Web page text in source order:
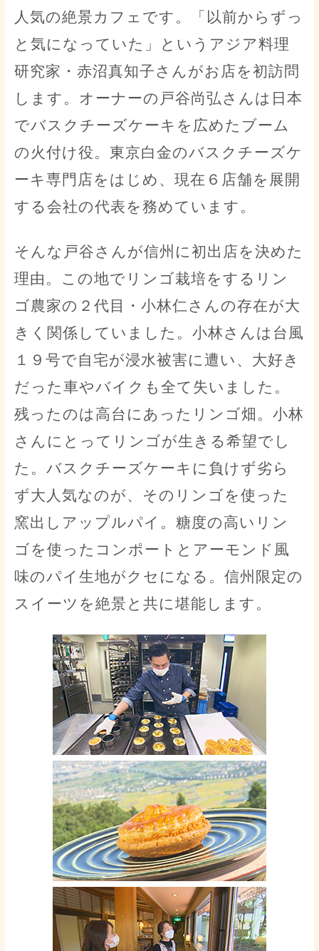
人気の絶景カフェです。「以前からずっ
と気になっていた」というアジア料理
研究家・赤沼真知子さんがお店を初訪問
します。オーナーの戸谷尚弘さんは日本
でバスクチーズケーキを広めたブーム
の火付け役。東京白金のバスクチーズケ
ーキ専門店をはじめ、現在６店舗を展開
する会社の代表を務めています。
そんな戸谷さんが信州に初出店を決めた
理由。この地でリンゴ栽培をするリン
ゴ農家の２代目・小林仁さんの存在が大
きく関係していました。小林さんは台風
１９号で自宅が浸水被害に遭い、大好き
だった車やバイクも全て失いました。
残ったのは高台にあったリンゴ畑。小林
さんにとってリンゴが生きる希望でし
た。バスクチーズケーキに負けず劣ら
ず大人気なのが、そのリンゴを使った
窯出しアップルパイ。糖度の高いリン
ゴを使ったコンポートとアーモンド風
味のパイ生地がクセになる。信州限定の
スイーツを絶景と共に堪能します。